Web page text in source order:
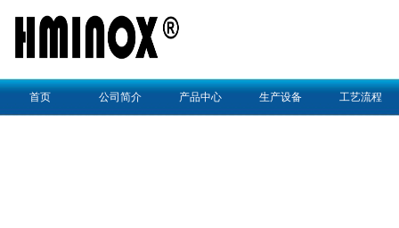
首页 公司简介 产品中心 生产设备 工艺流程